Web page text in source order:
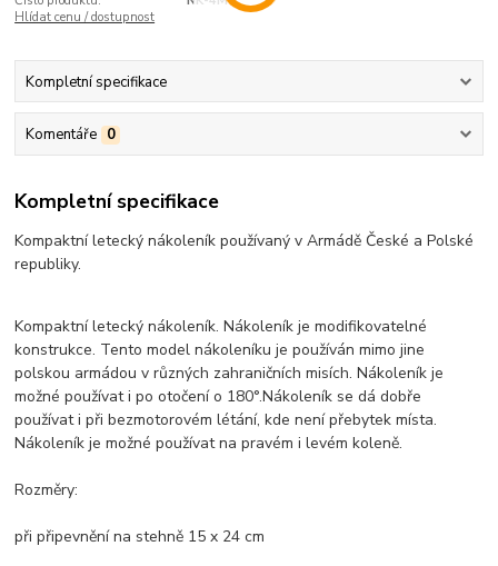
Hlídat cenu / dostupnost
Kompletní specifikace
Komentáře 0
Kompletní specifikace
Kompaktní letecký nákoleník používaný v Armádě České a Polské
republiky.
Kompaktní letecký nákoleník. Nákoleník je modifikovatelné
konstrukce. Tento model nákoleníku je používán mimo jine
polskou armádou v různých zahraničních misích. Nákoleník je
možné používat i po otočení o 180°.Nákoleník se dá dobře
používat i při bezmotorovém létání, kde není přebytek místa.
Nákoleník je možné používat na pravém i levém koleně.
Rozměry:
při připevnění na stehně 15 x 24 cm